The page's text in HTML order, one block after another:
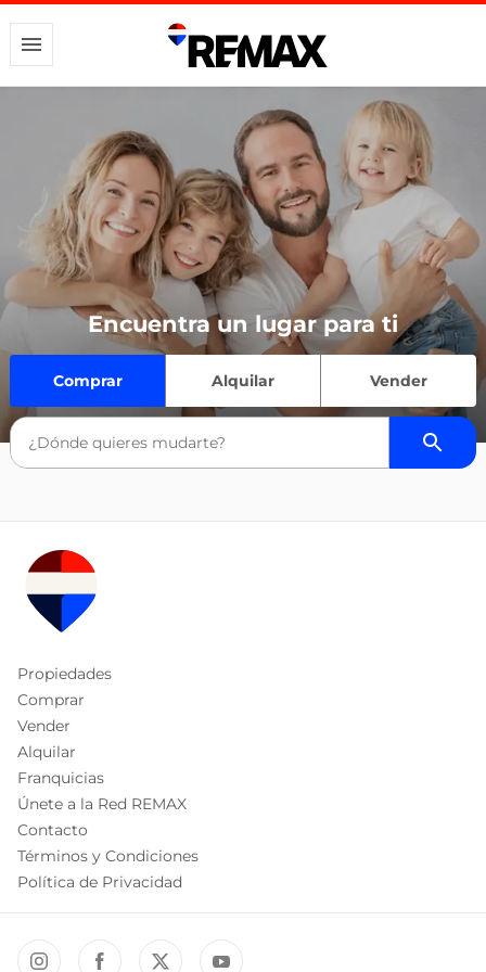
Encuentra un lugar para ti
Comprar Alquilar Vender
Propiedades
Comprar
Vender
Alquilar
Franquicias
Únete a la Red REMAX
Contacto
Términos y Condiciones
Política de Privacidad